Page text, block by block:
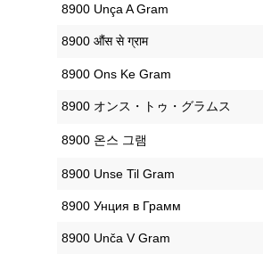
‎8900 Unça A Gram
‎8900 औंस से ग्राम
‎8900 Ons Ke Gram
‎8900 オンス・トゥ・グラムス
‎8900 온스 그램
‎8900 Unse Til Gram
‎8900 Унция в Грамм
‎8900 Unča V Gram